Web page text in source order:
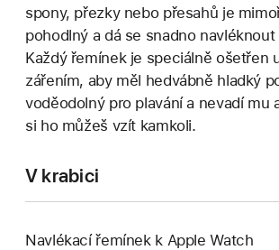
spony, přezky nebo přesahů je
pohodlný a dá se snadno
Každý řemínek je speciálně ošetřen
zářením, aby měl hedvábně hladký
voděodolný pro plavání a nevadí mu
si ho můžeš vzít kamkoli.
V krabici
Navlékací řemínek k Apple Watch